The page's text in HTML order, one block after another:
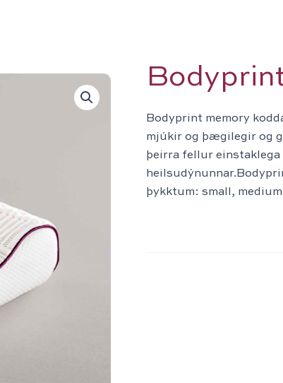
Bodyprint memory
mjúkir og þægilegir og
þeirra fellur
þykktum: small,